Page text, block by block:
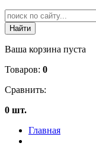
Ваша корзина пуста
Товаров: 0
Сравнить:
0 шт.
Главная